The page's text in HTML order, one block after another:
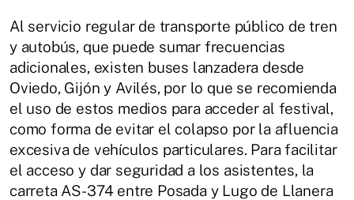
Al servicio regular de transporte público de tren
y autobús, que puede sumar frecuencias
adicionales, existen buses lanzadera desde
Oviedo, Gijón y Avilés, por lo que se recomienda
el uso de estos medios para acceder al festival,
como forma de evitar el colapso por la afluencia
excesiva de vehículos particulares. Para facilitar
el acceso y dar seguridad a los asistentes, la
carreta AS-374 entre Posada y Lugo de Llanera